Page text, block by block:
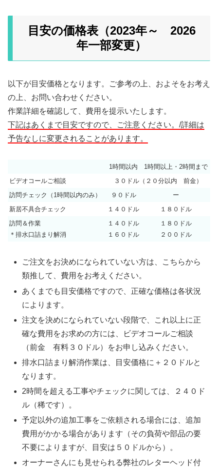
目安の価格表（2023年～ 2026
年一部変更）
以下が目安価格となります。ご参考の上、およそをお考え
の上、お問い合わせください。
作業詳細を確認して、費用を提示いたします。
下記はあくまで目安ですので、ご注意ください。/詳細は
予告なしに変更されることがあります。
1時間以内
1時間以上・2時間まで
ビデオコールご相談
３０ドル（２０分以内 前金）
訪問チェック（1時間以内のみ）
９０ドル
ー
新居不具合チェック
１４０ドル
１８０ドル
訪問＆作業
＊排水口詰まり解消
１４０ドル
１６０ドル
１８０ドル
２００ドル
ご注文をお決めになられていない方は、こちらから
類推して、費用をお考えください。
あくまでも目安価格ですので、正確な価格は各状況
によります。
注文を決めになられていない段階で、これ以上に正
確な費用をお求めの方には、ビデオコールご相談
（前金 有料３０ドル）をお申し込みください。
排水口詰まり解消作業は、目安価格に＋２０ドルと
なります。
2時間を超える工事やチェックに関しては、２４０ド
ル（稀です）。
予定以外の追加工事をご依頼される場合には、追加
費用がかかる場合があります（その負荷や部品の要
不要によりますが、目安は５０ドルから）。
オーナーさんにも見せられる弊社のレターヘッド付